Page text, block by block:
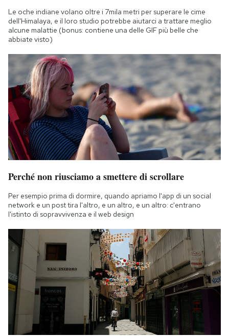
Le oche indiane volano oltre i 7mila metri per superare le cime
dell'Himalaya, e il loro studio potrebbe aiutarci a trattare meglio
alcune malattie (bonus: contiene una delle GIF più belle che
abbiate visto)
Perché non riusciamo a smettere di scrollare
Per esempio prima di dormire, quando apriamo l'app di un social
network e un post tira l'altro, e un altro, e un altro: c'entrano
l'istinto di sopravvivenza e il web design